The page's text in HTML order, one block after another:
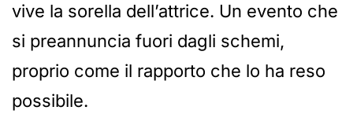
vive la sorella dell’attrice. Un evento che
si preannuncia fuori dagli schemi,
proprio come il rapporto che lo ha reso
possibile.